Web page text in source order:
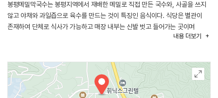
봉평메밀막국수는 봉평지역에서 재배한 메밀로 직접 만든 국수와, 사골을 쓰지
않고 야채와 과일즙으로 육수를 만드는 것이 특징인 음식이다. 식당은 별관이
존재하여 단체로 식사가 가능하고 매장 내부는 신발 벗고 들어가는 곳이며
좌식테이블과 입식테이블 모두 존재해 편리한 쪽에 식사가 가능하다. 주차는
내용 더보기